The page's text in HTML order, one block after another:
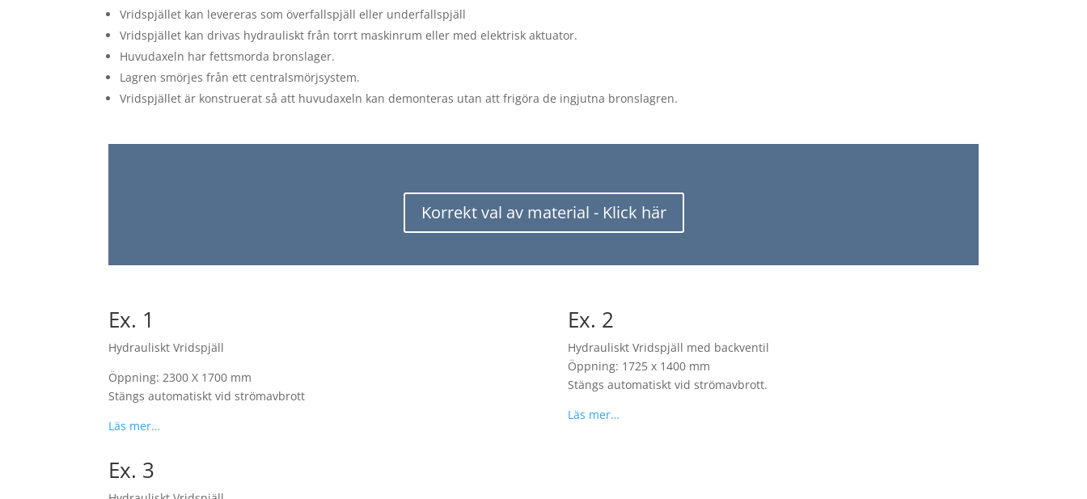
Vridspjället kan levereras som överfallspjäll eller underfallspjäll
Vridspjället kan drivas hydrauliskt från torrt maskinrum eller med elektrisk aktuator.
Huvudaxeln har fettsmorda bronslager.
Lagren smörjes från ett centralsmörjsystem.
Vridspjället är konstruerat så att huvudaxeln kan demonteras utan att frigöra de ingjutna bronslagren.
Korrekt val av material - Klick här
Ex. 1
Hydrauliskt Vridspjäll
Öppning: 2300 X 1700 mm
Stängs automatiskt vid strömavbrott
Läs mer…
Ex. 3
Ex. 2
Hydrauliskt Vridspjäll med backventil
Öppning: 1725 x 1400 mm
Stängs automatiskt vid strömavbrott.
Läs mer…